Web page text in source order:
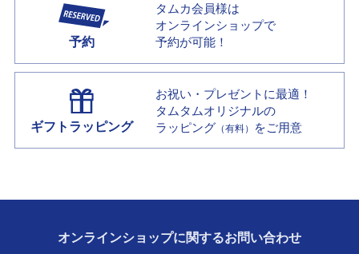
予約
タムカ会員様は
オンラインショップで
予約が可能！
ギフトラッピング
お祝い・プレゼントに最適！
タムタムオリジナルの
ラッピング （有料） をご用意
オンラインショップに関するお問い合わせ